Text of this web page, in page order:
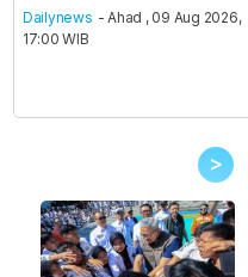
Dailynews - Ahad , 09 Aug 2026,
17:00 WIB
>